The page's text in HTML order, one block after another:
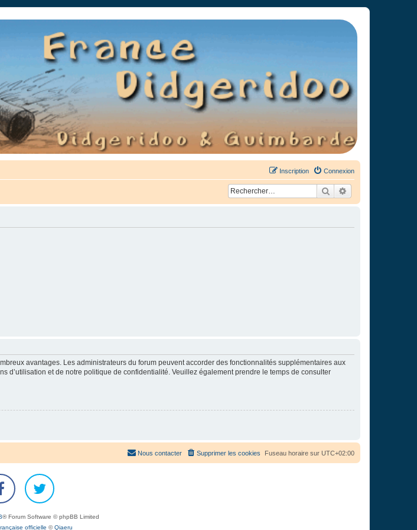
Connexion
Inscription
Rechercher
avantages. Les administrateurs du forum peuvent accorder des fonctionnalités supplémentaires aux
d’utilisation et de notre politique de confidentialité. Veuillez également prendre le temps de consulter
Fuseau horaire sur UTC+02:00
Supprimer les cookies
Nous contacter
® Forum Software © phpBB Limited
officielle ©Qiaeru